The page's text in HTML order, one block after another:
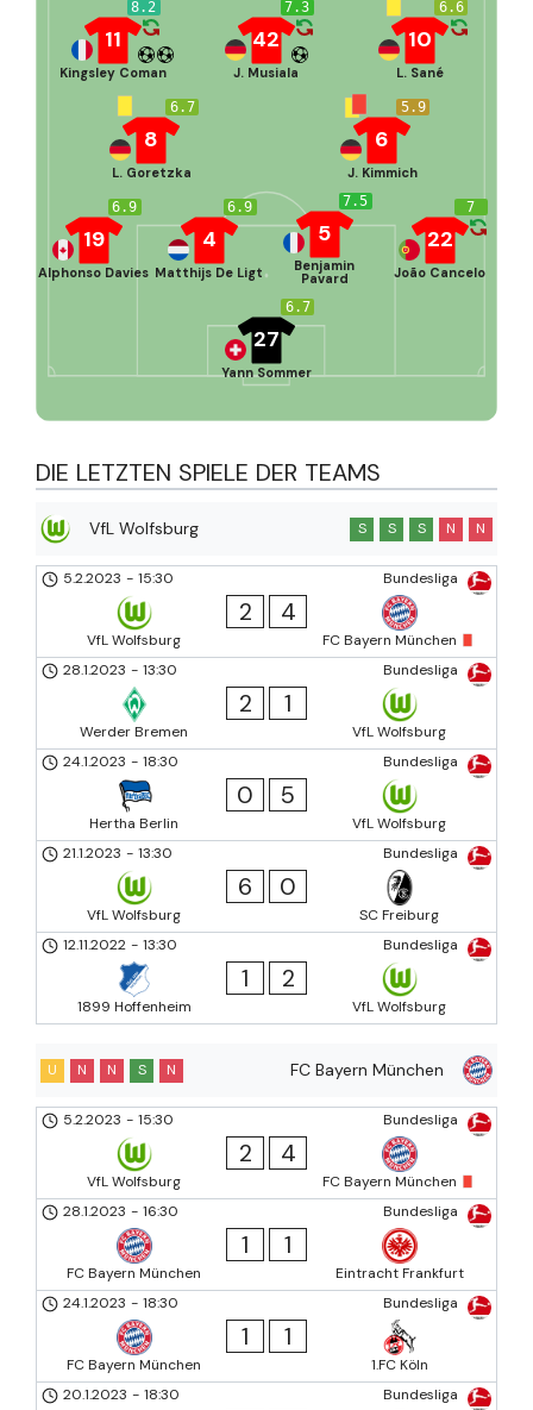
6.7
27
Yann Sommer
6.9
19
Alphonso Davies
6.9
4
Matthijs De Ligt
7.5
5
Benjamin
Pavard
7
22
João Cancelo
6.7
8
L. Goretzka
5.9
6
J. Kimmich
8.2
11
Kingsley Coman
7.3
42
J. Musiala
6.6
10
L. Sané
DIE LETZTEN SPIELE DER TEAMS
VfL Wolfsburg S S S N N
Bundesliga
5.2.2023 - 15:30
VfL Wolfsburg
2 4
FC Bayern München
Bundesliga
28.1.2023 - 13:30
Werder Bremen
2 1
VfL Wolfsburg
Bundesliga
24.1.2023 - 18:30
Hertha Berlin
0 5
VfL Wolfsburg
Bundesliga
21.1.2023 - 13:30
VfL Wolfsburg
6 0
SC Freiburg
Bundesliga
12.11.2022 - 13:30
1899 Hoffenheim
1 2
VfL Wolfsburg
FC Bayern München
U N N S N
Bundesliga
5.2.2023 - 15:30
VfL Wolfsburg
2 4
FC Bayern München
Bundesliga
28.1.2023 - 16:30
FC Bayern München
1 1
Eintracht Frankfurt
Bundesliga
24.1.2023 - 18:30
FC Bayern München
1 1
1.FC Köln
Bundesliga
20.1.2023 - 18:30